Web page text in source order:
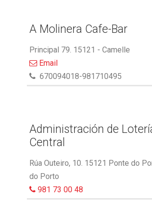
A Molinera Cafe-Bar
Principal 79. 15121 - Camelle
Email
670094018-981710495
Administración de
Central
Rúa Outeiro, 10. 15121 Ponte do
do Porto
981 73 00 48